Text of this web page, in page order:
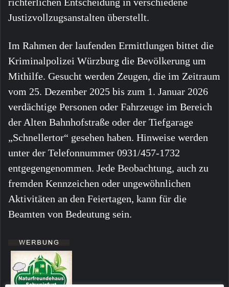
Justizvollzugsanstalten überstellt.
Im Rahmen der laufenden Ermittlungen bittet die
Kriminalpolizei Würzburg die Bevölkerung um
Mithilfe. Gesucht werden Zeugen, die im Zeitraum
vom 25. Dezember 2025 bis zum 1. Januar 2026
verdächtige Personen oder Fahrzeuge im Bereich
der Alten Bahnhofstraße oder der Tiefgarage
„Schnellertor“ gesehen haben. Hinweise werden
unter der Telefonnummer 0931/457-1732
entgegengenommen. Jede Beobachtung, auch zu
fremden Kennzeichen oder ungewöhnlichen
Aktivitäten an den Feiertagen, kann für die
Beamten von Bedeutung sein.